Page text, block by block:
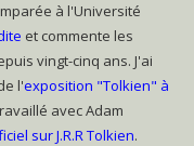
à l'Université
et commente les
vingt-cinq ans. J'ai
l'exposition "Tolkien" à
avec Adam
sur J.R.R Tolkien.